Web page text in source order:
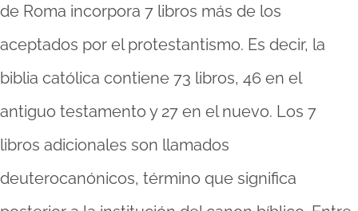
de Roma incorpora 7 libros más de los
aceptados por el protestantismo. Es decir, la
biblia católica contiene 73 libros, 46 en el
antiguo testamento y 27 en el nuevo. Los 7
libros adicionales son llamados
deuterocanónicos, término que significa